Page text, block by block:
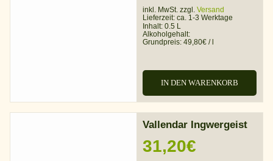
inkl. MwSt. zzgl. Versand
Lieferzeit: ca. 1-3 Werktage
Inhalt: 0.5 L
Alkoholgehalt:
Grundpreis: 49,80€ /
IN DEN WARENKORB
Vallendar Ingwergeist
31,20€